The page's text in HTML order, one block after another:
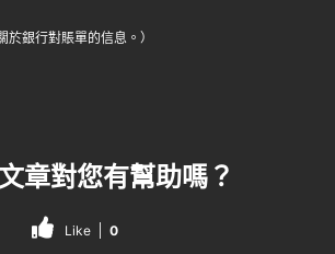
於銀行對賬單的信息。）
章對您有幫助嗎？
Like 0